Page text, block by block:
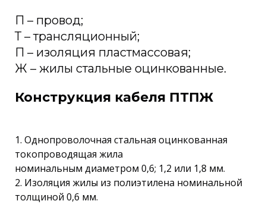
П – провод;
Т – трансляционный;
П – изоляция пластмассовая;
Ж – жилы стальные оцинкованные.
Конструкция кабеля ПТПЖ
1. Однопроволочная стальная оцинкованная
токопроводящая жила
номинальным диаметром 0,6; 1,2 или 1,8 мм.
2. Изоляция жилы из полиэтилена номинальной
толщиной 0,6 мм.